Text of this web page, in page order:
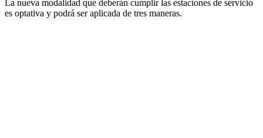
La nueva modalidad que deberán cumplir las estaciones de servicio
es optativa y podrá ser aplicada de tres maneras.